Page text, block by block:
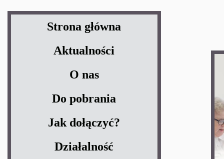
Strona główna
Aktualności
O nas
Do pobrania
Jak dołączyć?
Działalność